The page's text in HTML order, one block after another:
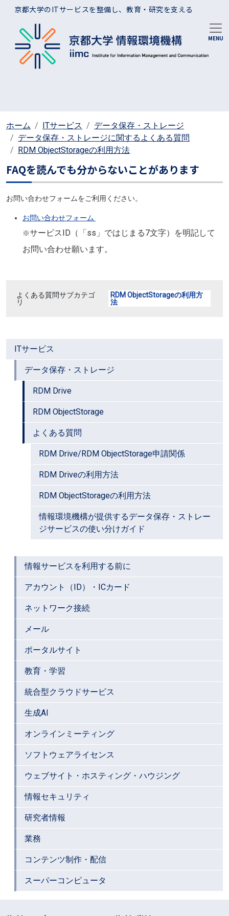
メインコンテンツに移動
京都大学のITサービスを整備し、教育・研究を支える
ホーム ITサービス
データ保存・ストレージ
データ保存・ストレージに関するよくある質問
RDM ObjectStorageの利用方法
ITサービス
データ保存・ストレージ
RDM Drive
RDM ObjectStorage
よくある質問
RDM Drive/RDM ObjectStorage申請関係
RDM Driveの利用方法
RDM ObjectStorageの利用方法
情報環境機構が提供するデータ保存・ストレー
ジサービスの使い分けガイド
情報サービスを利用する前に
アカウント（ID）・ICカード
ネットワーク接続
メール
ポータルサイト
教育・学習
統合型クラウドサービス
生成AI
オンラインミーティング
ソフトウェアライセンス
ウェブサイト・ホスティング・ハウジング
情報セキュリティ
研究者情報
業務
コンテンツ制作・配信
スーパーコンピュータ
FAQを読んでも分からないことがあります
お問い合わせフォームをご利用ください。
お問い合わせフォーム
※サービスID（「ss」ではじまる7文字）を明記して
お問い合わせ願います。
よくある質問サブカテゴ
リ
RDM ObjectStorageの利用方
法